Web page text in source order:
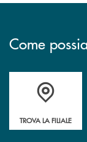
Come
Accedi all' elenco
TROVA LA FILIALE